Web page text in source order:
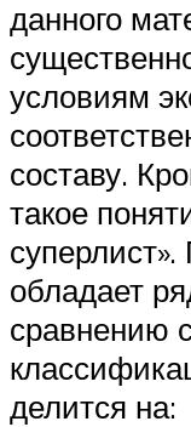
данного
условиям
составу.
такое
обладает
сравнению
делится на: